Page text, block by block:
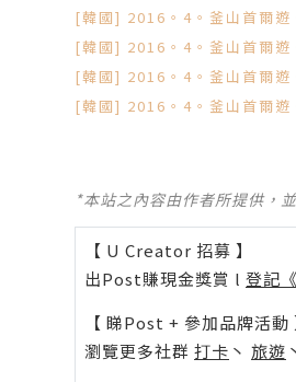
[韓國] 2016。4。釜山首爾
[韓國] 2016。4。釜山首爾
[韓國] 2016。4。釜山首爾
[韓國] 2016。4。釜山首爾
*本站之內容由作者所提供，
【 U Creator 招募 】
出Post賺現金獎賞 l 登記
【 睇Post + 參加品牌活動
瀏覽更多社群 打卡 丶 旅遊